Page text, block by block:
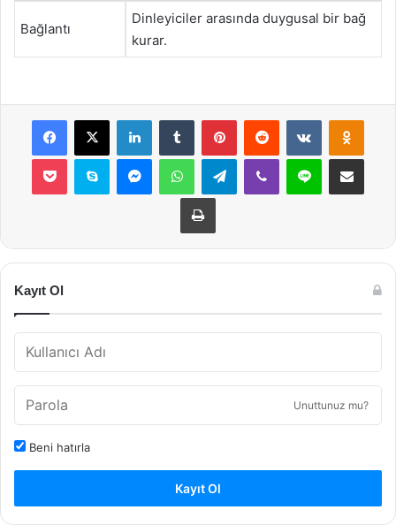
Bağlantı
Dinleyiciler arasında duygusal bir bağ
kurar.
Facebook
X LinkedInTumblr PinterestReddit VKontakte
Pocket Skype MessengerWhatsAppTelegramViber Line E-Posta ile
Yazdır
Kayıt Ol
Unuttunuz mu?
Beni hatırla
Kayıt Ol